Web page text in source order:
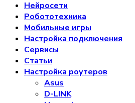
Нейросети
Робототехника
Мобильные игры
Настройка подключения
Сервисы
Статьи
Настройка роутеров
Asus
D-LINK